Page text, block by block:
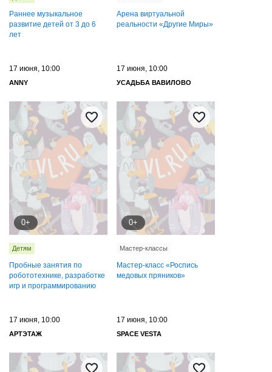
Раннее музыкальное
развитие детей от 3 до 6
лет
Арена виртуальной
реальности «Другие Миры»
17 июня, 10:00
ANNY
0+
Детям
Пробные занятия по
робототехнике, разработке
игр и программированию
17 июня, 10:00
УСАДЬБА ВАВИЛОВО
0+
Мастер-классы
Мастер-класс «Роспись
медовых пряников»
17 июня, 10:00
АРТЭТАЖ
17 июня, 10:00
SPACE VESTA